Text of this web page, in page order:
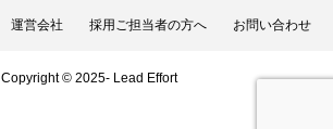
運営会社 採用ご担当者の方へ お問い合わせ
Copyright © 2025- Lead Effort